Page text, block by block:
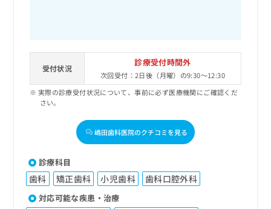
受付状況
診療受付時間外
次回受付：2日後（月曜）の9:30～12:30
実際の診療受付状況について、事前に必ず医療機関にご確認くだ
さい。
嶋田歯科医院のクチコミを見る
診療科目
歯科 矯正歯科 小児歯科 歯科口腔外科
対応可能な疾患・治療